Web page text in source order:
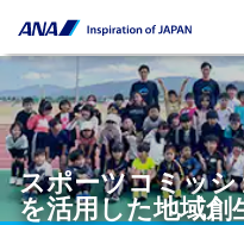
スポーツコミッ
を活用した地域創